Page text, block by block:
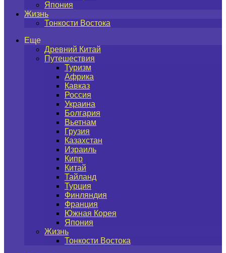
Япония
Жизнь
Тонкости Востока
Еще
Древний Китай
Путешествия
Туризм
Африка
Кавказ
Россия
Украина
Болгария
Вьетнам
Грузия
Казахстан
Израиль
Кипр
Китай
Тайланд
Турция
Финляндия
Франция
Южная Корея
Япония
Жизнь
Тонкости Востока